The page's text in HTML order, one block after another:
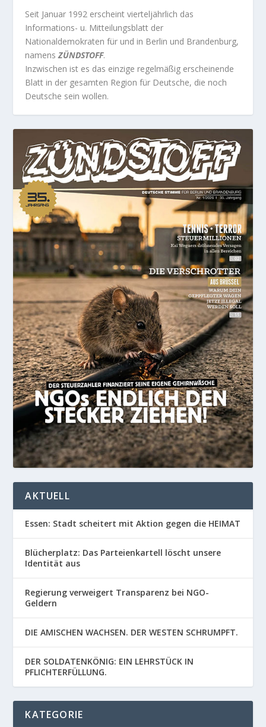
Seit Januar 1992 erscheint vierteljährlich das
Informations- u. Mitteilungsblatt der
Nationaldemokraten für und in Berlin und Brandenburg,
namensZÜNDSTOFF.
Inzwischen ist es das einzige regelmäßig erscheinende
Blatt in der gesamten Region für Deutsche, die noch
Deutsche sein wollen.
AKTUELL
Essen: Stadt scheitert mit Aktion gegen die HEIMAT
Blücherplatz: Das Parteienkartell löscht unsere
Identität aus
Regierung verweigert Transparenz bei NGO-
Geldern
DIE AMISCHEN WACHSEN. DER WESTEN SCHRUMPFT.
DER SOLDATENKÖNIG: EIN LEHRSTÜCK IN
PFLICHTERFÜLLUNG.
KATEGORIE